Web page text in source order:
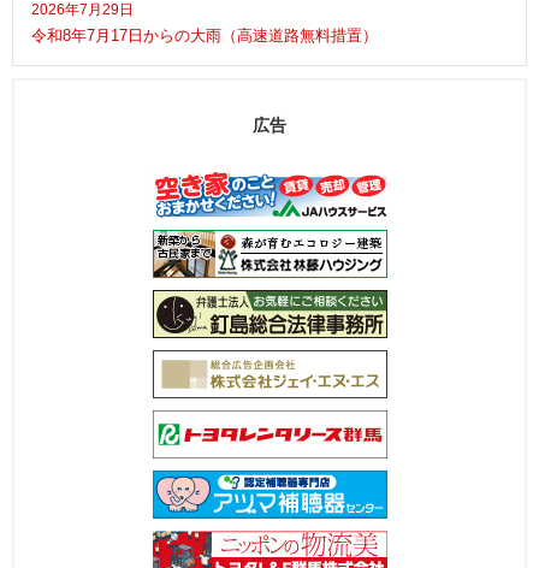
2026年7月29日
令和8年7月17日からの大雨（高速道路無料措置）
広告